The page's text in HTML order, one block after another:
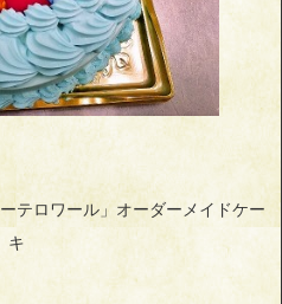
テロワール」オーダーメイドケー
キ